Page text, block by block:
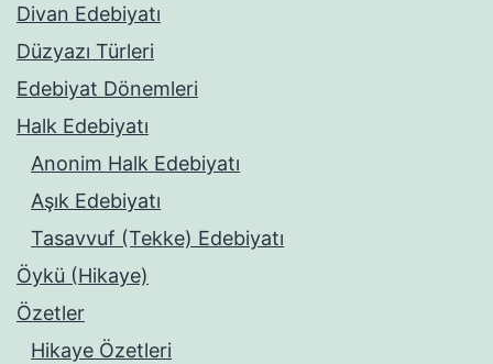
Divan Edebiyatı
Düzyazı Türleri
Edebiyat Dönemleri
Halk Edebiyatı
Anonim Halk Edebiyatı
Aşık Edebiyatı
Tasavvuf (Tekke) Edebiyatı
Öykü (Hikaye)
Özetler
Hikaye Özetleri